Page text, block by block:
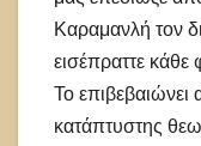
Καραμανλή τον
εισέπραττε κάθε
Το
κατάπτυστης